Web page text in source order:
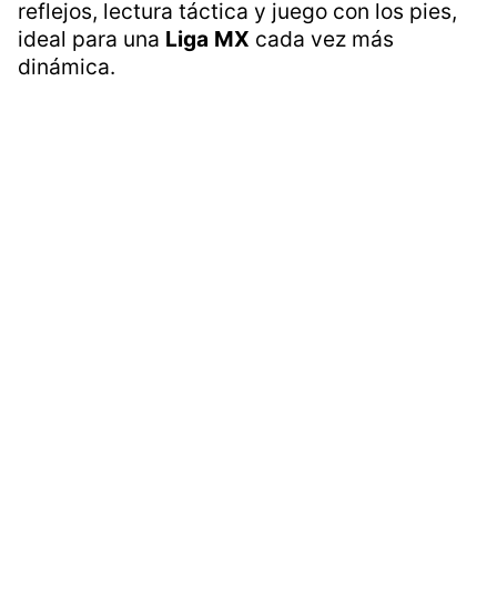
reflejos, lectura táctica y juego con los pies,
ideal para una Liga MX cada vez más
dinámica.